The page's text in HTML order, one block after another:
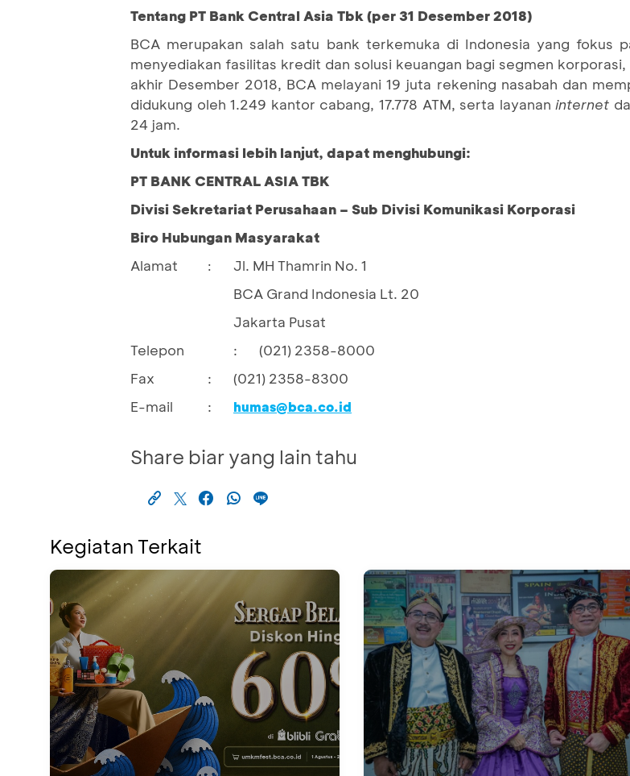
Tentang PT Bank Central Asia Tbk (per 31 Desember 2018)
BCA merupakan salah satu bank terkemuka di Indonesia yang fokus
menyediakan fasilitas kredit dan solusi keuangan bagi segmen
akhir Desember 2018, BCA melayani 19 juta rekening nasabah dan
didukung oleh 1.249 kantor cabang, 17.778 ATM, serta layanan internet
24 jam.
Untuk informasi lebih lanjut, dapat menghubungi:
PT BANK CENTRAL ASIA TBK
Divisi Sekretariat Perusahaan – Sub Divisi Komunikasi Korporasi
Biro Hubungan Masyarakat
Alamat
:
Jl. MH Thamrin No. 1
BCA Grand Indonesia Lt. 20
Jakarta Pusat
Telepon
:
(021) 2358-8000
Fax
:
(021) 2358-8300
E-mail
: humas@bca.co.id
Share biar yang lain tahu
Kegiatan Terkait